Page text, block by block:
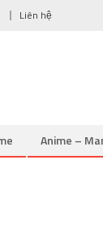
Liên hệ
Anime –